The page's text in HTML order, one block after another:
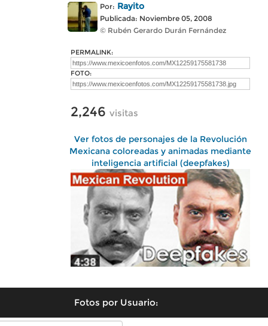
Por: Rayito
Publicada: Noviembre 05, 2008
© Rubén Gerardo Durán Fernández
PERMALINK:
FOTO:
2,246 visitas
Ver fotos de personajes de la Revolución
Mexicana coloreadas y animadas mediante
inteligencia artificial (deepfakes)
Fotos por Usuario: